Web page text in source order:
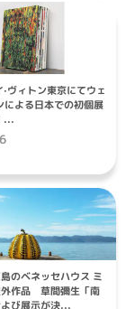
ヴィトン東京にてウェ
による日本での初個展
...
島のベネッセハウス ミ
外作品 草間彌生「南
び展示が決...